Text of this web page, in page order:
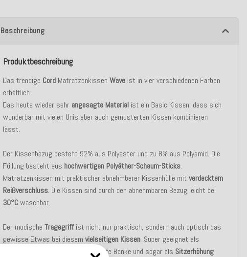
Beschreibung
Produktbeschreibung
Das trendige Cord MatratzenkissenWave ist in vier verschiedenen Farben
erhältlich.
Das heute wieder sehr angesagte Material ist ein Basic Kissen, dass sich
wunderbar mit vielen Unis aber auch gemusterten Kissen kombinieren
lässt.
Der Kissenbezug besteht 92% aus Polyester und zu 8% aus Polyamid. Die
Füllung besteht aus hochwertigen Polyäther-Schaum-Sticks.
Matratzenkissen mit praktischer abnehmbarer Kissenhülle mitverdecktem
Reißverschluss. Die Kissen sind durch den abnehmbaren Bezug leicht bei
30°Cwaschbar.
Der modischeTragegriffist nicht nur praktisch, sondern auch optisch das
gewisse Etwas bei diesemvielseitigen Kissen. Super geeignet als
für tiefe Bänke und sogar als Sitzerhöhung